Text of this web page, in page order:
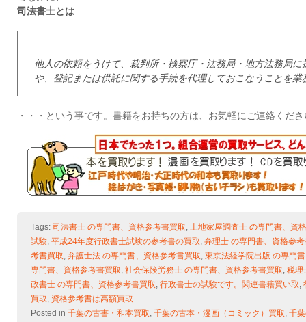
司法書士とは
他人の依頼をうけて、裁判所・検察庁・法務局・地方法務局
や、登記または供託に関する手続を代理しておこなうことを業
・・・という事です。書籍をお持ちの方は、お気軽にご連絡くだ
Tags: 司法書士 の専門書、資格参考書買取, 土地家屋調査士 の専門書、資
試験, 平成24年度行政書士試験の参考書の買取, 弁理士 の専門書、資格参
考書買取, 弁護士法 の専門書、資格参考書買取, 東京法経学院出版 の専門
専門書、資格参考書買取, 社会保険労務士 の専門書、資格参考書買取, 税理
政書士 の専門書、資格参考書買取, 行政書士の試験です。関連書籍買い取,
買取, 資格参考書は高額買取
Posted in 千葉の古書・和本買取, 千葉の古本・漫画（コミック）買取, 千